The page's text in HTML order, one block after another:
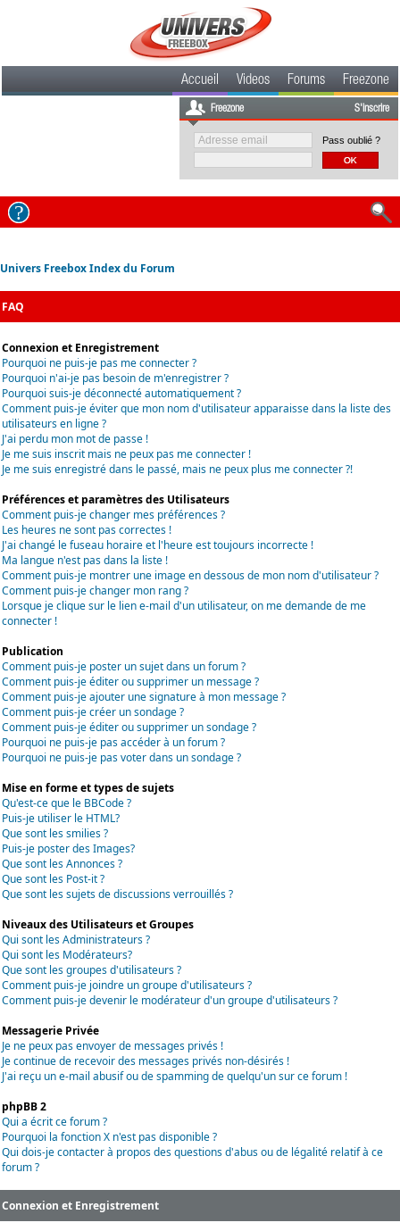
Accueil Videos Forums Freezone
Freezone S'inscrire
Pass oublié ?
Univers Freebox Index du Forum
FAQ
Connexion et Enregistrement
Pourquoi ne puis-je pas me connecter ?
Pourquoi n'ai-je pas besoin de m'enregistrer ?
Pourquoi suis-je déconnecté automatiquement ?
Comment puis-je éviter que mon nom d'utilisateur apparaisse dans la liste des
utilisateurs en ligne ?
J'ai perdu mon mot de passe !
Je me suis inscrit mais ne peux pas me connecter !
Je me suis enregistré dans le passé, mais ne peux plus me connecter ?!
Préférences et paramètres des Utilisateurs
Comment puis-je changer mes préférences ?
Les heures ne sont pas correctes !
J'ai changé le fuseau horaire et l'heure est toujours incorrecte !
Ma langue n'est pas dans la liste !
Comment puis-je montrer une image en dessous de mon nom d'utilisateur ?
Comment puis-je changer mon rang ?
Lorsque je clique sur le lien e-mail d'un utilisateur, on me demande de me
connecter !
Publication
Comment puis-je poster un sujet dans un forum ?
Comment puis-je éditer ou supprimer un message ?
Comment puis-je ajouter une signature à mon message ?
Comment puis-je créer un sondage ?
Comment puis-je éditer ou supprimer un sondage ?
Pourquoi ne puis-je pas accéder à un forum ?
Pourquoi ne puis-je pas voter dans un sondage ?
Mise en forme et types de sujets
Qu'est-ce que le BBCode ?
Puis-je utiliser le HTML?
Que sont les smilies ?
Puis-je poster des Images?
Que sont les Annonces ?
Que sont les Post-it ?
Que sont les sujets de discussions verrouillés ?
Niveaux des Utilisateurs et Groupes
Qui sont les Administrateurs ?
Qui sont les Modérateurs?
Que sont les groupes d'utilisateurs ?
Comment puis-je joindre un groupe d'utilisateurs ?
Comment puis-je devenir le modérateur d'un groupe d'utilisateurs ?
Messagerie Privée
Je ne peux pas envoyer de messages privés !
Je continue de recevoir des messages privés non-désirés !
J'ai reçu un e-mail abusif ou de spamming de quelqu'un sur ce forum !
phpBB 2
Qui a écrit ce forum ?
Pourquoi la fonction X n'est pas disponible ?
Qui dois-je contacter à propos des questions d'abus ou de légalité relatif à ce
forum ?
Connexion et Enregistrement